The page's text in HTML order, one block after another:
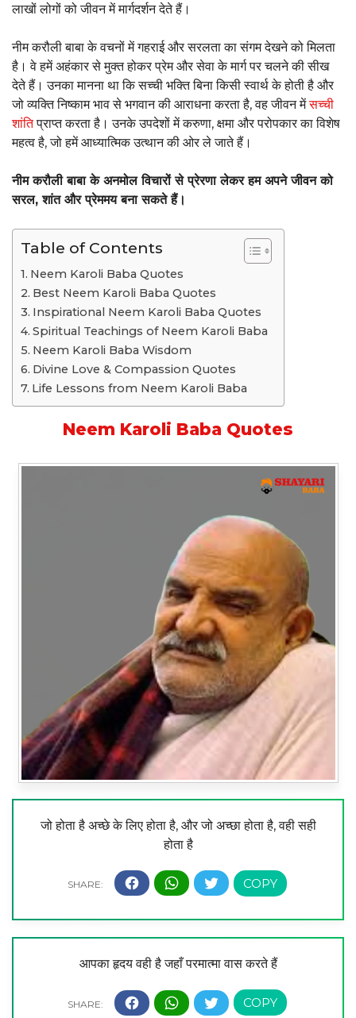
लाखों लोगों को जीवन में मार्गदर्शन देते हैं।
नीम करौली बाबा के वचनों में गहराई और सरलता का संगम देखने को मिलता
है। वे हमें अहंकार से मुक्त होकर प्रेम और सेवा के मार्ग पर चलने की सीख
देते हैं। उनका मानना था कि सच्ची भक्ति बिना किसी स्वार्थ के होती है और
जो व्यक्ति निष्काम भाव से भगवान की आराधना करता है, वह जीवन मेंसच्ची
शांतिप्राप्त करता है। उनके उपदेशों में करुणा, क्षमा और परोपकार का विशेष
महत्व है, जो हमें आध्यात्मिक उत्थान की ओर ले जाते हैं।
नीम करौली बाबा के अनमोल विचारों से प्रेरणा लेकर हम अपने जीवन को
सरल, शांत और प्रेममय बना सकते हैं।
Table of Contents
Neem Karoli Baba Quotes
Best Neem Karoli Baba Quotes
Inspirational Neem Karoli Baba Quotes
Spiritual Teachings of Neem Karoli Baba
Neem Karoli Baba Wisdom
Divine Love & Compassion Quotes
Life Lessons from Neem Karoli Baba
Neem Karoli Baba Quotes
जो होता है अच्छे के लिए होता है, और जो अच्छा होता है, वही सही
होता है
आपका हृदय वही है जहाँ परमात्मा वास करते हैं